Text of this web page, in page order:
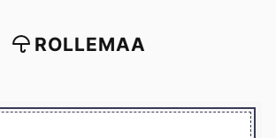
ROLLEMAA